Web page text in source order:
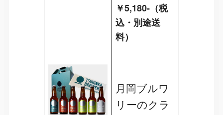
￥5,180-（税
込・別途送
料）
月岡ブルワ
リーのクラ